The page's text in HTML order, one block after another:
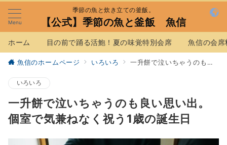
Menu
季節の魚と炊き立ての釜飯。
【公式】季節の魚と釜飯 魚信
ホーム 目の前で踊る活鮑！夏の味覚特別会席 魚信の会席
魚信のホームページ いろいろ 一升餅で泣いちゃうのも良い思い出。個室で気兼ねなく祝う1歳の誕生日
いろいろ
一升餅で泣いちゃうのも良い思い出。
個室で気兼ねなく祝う1歳の誕生日